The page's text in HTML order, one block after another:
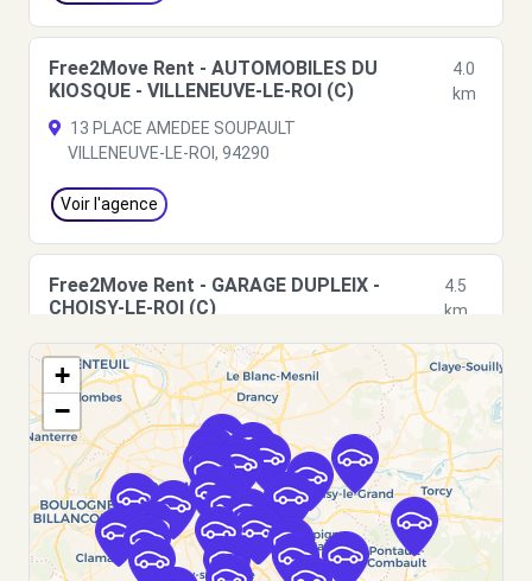
Free2Move Rent - AUTOMOBILES DU
KIOSQUE - VILLENEUVE-LE-ROI (C)
4.0
km
13 PLACE AMEDEE SOUPAULT
VILLENEUVE-LE-ROI, 94290
Voir l'agence
Free2Move Rent - GARAGE DUPLEIX -
CHOISY-LE-ROI (C)
4.5
km
80 AVENUE ANATOLE FRANCE
CHOISY-LE-ROI, 94600
Voir l'agence
Free2Move Rent - GARAGE BEAUREPAIRE -
ST-MAUR-DES-FOSSES (C)
4.8
km
4 AVENUE RASPAIL
+
−